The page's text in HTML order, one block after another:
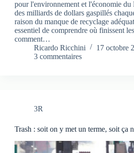
pour l'environnement et l'économie du
des milliards de dollars gaspillés
raison du manque de recyclage
essentiel de comprendre où finissent
comment…
Ricardo Ricchini
17 octobre
3 commentaires
3R
Trash : soit on y met un terme, soit ça